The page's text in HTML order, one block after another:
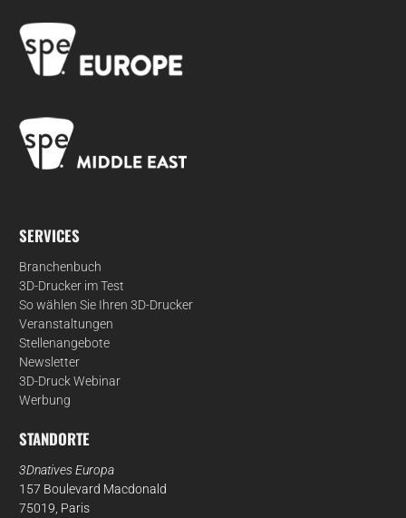
SERVICES
Branchenbuch
3D-Drucker im Test
So wählen Sie Ihren 3D-Drucker
Veranstaltungen
Stellenangebote
Newsletter
3D-Druck Webinar
Werbung
STANDORTE
3Dnatives Europa
157 Boulevard Macdonald
75019, Paris